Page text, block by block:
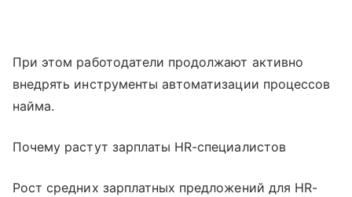
При этом работодатели продолжают активно
внедрять инструменты автоматизации процессов
найма.
Почему растут зарплаты HR-специалистов
Рост средних зарплатных предложений для HR-